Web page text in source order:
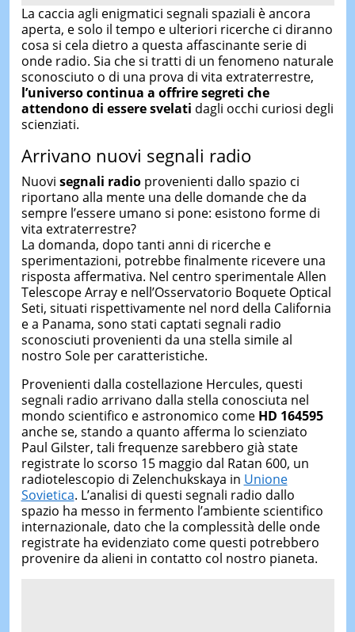
La caccia agli enigmatici segnali spaziali è ancora
aperta, e solo il tempo e ulteriori ricerche ci diranno
cosa si cela dietro a questa affascinante serie di
onde radio. Sia che si tratti di un fenomeno naturale
sconosciuto o di una prova di vita extraterrestre,
l’universo continua a offrire segreti che
attendono di essere svelati dagli occhi curiosi degli
scienziati.
Arrivano nuovi segnali radio
Nuovi segnali radioprovenienti dallo spazio ci
riportano alla mente una delle domande che da
sempre l’essere umano si pone: esistono forme di
vita extraterrestre?
La domanda, dopo tanti anni di ricerche e
sperimentazioni, potrebbe finalmente ricevere una
risposta affermativa. Nel centro sperimentale Allen
Telescope Array e nell’Osservatorio Boquete Optical
Seti, situati rispettivamente nel nord della California
e a Panama, sono stati captati segnali radio
sconosciuti provenienti da una stella simile al
nostro Sole per caratteristiche.
Provenienti dalla costellazione Hercules, questi
segnali radio arrivano dalla stella conosciuta nel
mondo scientifico e astronomico come HD 164595
anche se, stando a quanto afferma lo scienziato
Paul Gilster, tali frequenze sarebbero già state
registrate lo scorso 15 maggio dal Ratan 600, un
radiotelescopio di Zelenchukskaya in Unione
Sovietica. L’analisi di questi segnali radio dallo
spazio ha messo in fermento l’ambiente scientifico
internazionale, dato che la complessità delle onde
registrate ha evidenziato come questi potrebbero
provenire da alieni in contatto col nostro pianeta.